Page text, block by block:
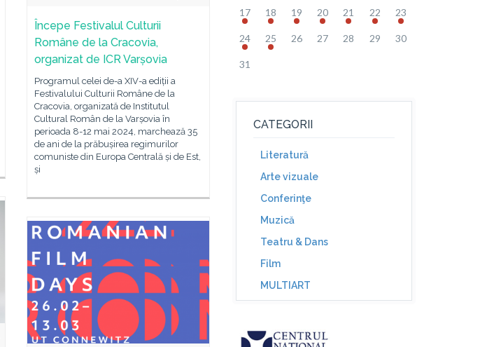
Începe Festivalul Culturii
Române de la Cracovia,
organizat de ICR Varșovia
Programul celei de-a XIV-a ediții a
Festivalului Culturii Române de la
Cracovia, organizată de Institutul
Cultural Român de la Varșovia în
perioada 8-12 mai 2024, marchează 35
de ani de la prăbușirea regimurilor
comuniste din Europa Centrală și de Est,
și
17 18 19 20 21 22 23
24 25 26 27 28 29 30
31
CATEGORII
Literatură
Arte vizuale
Conferinţe
Muzică
Teatru & Dans
Film
MULTIART